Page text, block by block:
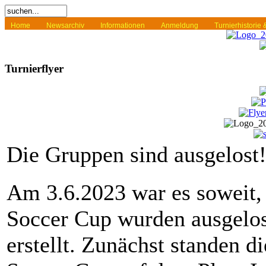
Home Newsarchiv Informationen Anmeldung Turnierhistorie
Turnierflyer
Die Gruppen sind ausgelost!
Am 3.6.2023 war es
Soccer Cup wurden
erstellt. Zunächst standen